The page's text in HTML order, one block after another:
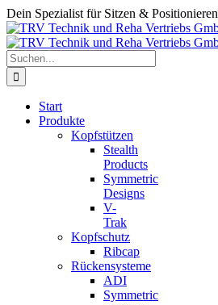
Zum
Inhalt
springen
Dein Spezialist für Sitzen & Positionieren
Suche
nach:
Start
Produkte
Kopfstützen
Stealth
Products
Symmetric
Designs
V-
Trak
Kopfschutz
Ribcap
Rückensysteme
ADI
Symmetric